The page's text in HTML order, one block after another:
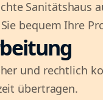
Sanitätshaus
bequem Ihre
und rechtlich
übertragen.